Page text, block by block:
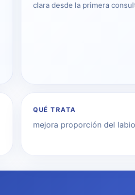
clara desde la primera
QUÉ TRATA
mejora proporción del